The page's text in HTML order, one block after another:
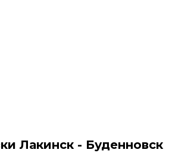
Лакинск - Буденновск